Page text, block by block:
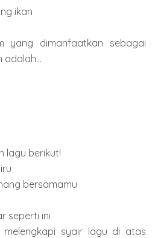
ikan
yang dimanfaatkan sebagai
adalah...
lagu berikut!
bersamamu
seperti ini
syair lagu di atas